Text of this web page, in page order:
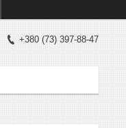
+380 (73) 397-88-47